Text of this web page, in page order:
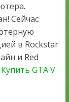
Сейчас
в Rockstar
и Red
Купить GTA V